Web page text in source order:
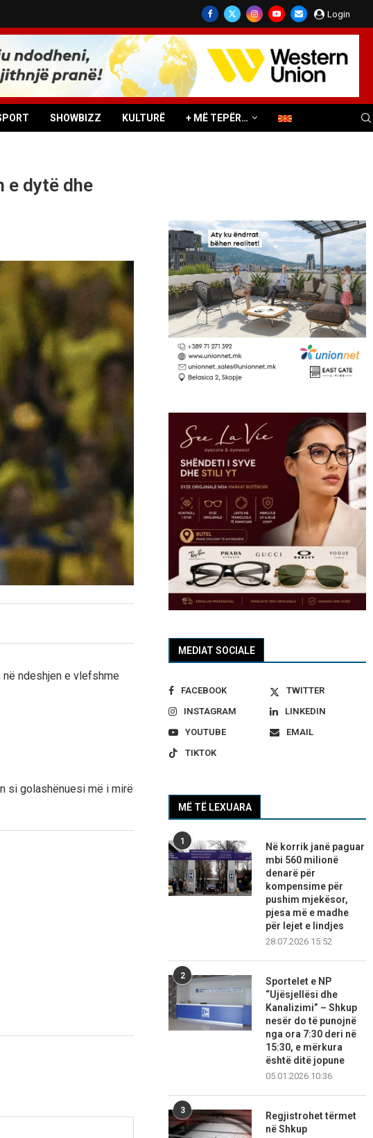
Login
SHOWBIZZ KULTURË + MË TEPËR…
e dytë dhe
në ndeshjen e vlefshme
si golashënuesi më i mirë
MEDIAT SOCIALE
FACEBOOK
TWITTER
INSTAGRAM
LINKEDIN
YOUTUBE
EMAIL
TIKTOK
MË TË LEXUARA
1
Në korrik janë paguar
mbi 560 milionë
denarë për
kompensime për
pushim mjekësor,
pjesa më e madhe
për lejet e lindjes
28.07.2026 15:52
2
Sportelet e NP
“Ujësjellësi dhe
Kanalizimi” – Shkup
nesër do të punojnë
nga ora 7:30 deri në
15:30, e mërkura
është ditë jopune
05.01.2026 10:36
3
Regjistrohet tërmet
në Shkup